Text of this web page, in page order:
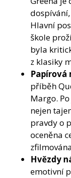
Hlavní
škole
byla
z klasiky
Papírová
příběh
Margo.
nejen
pravdy o
oceněna
Hvězdy
emotivní